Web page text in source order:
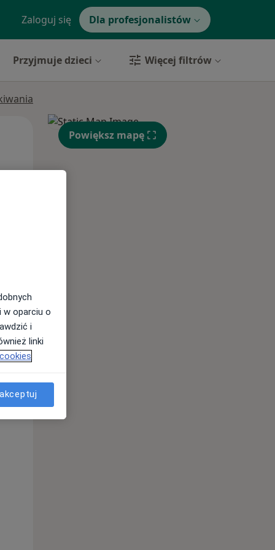
Zaloguj się Dla profesjonalistów
Przyjmuje dzieci Więcej filtrów
Śr, Czw,
Wt,
11 Sie
Powiększ mapę
w oparciu o
i
linki